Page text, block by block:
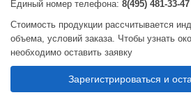
Единый номер телефона: 8(495) 481-33-47
Стоимость продукции рассчитывается
объема, условий заказа. Чтобы узнать
необходимо оставить заявку
Зарегистрироваться и